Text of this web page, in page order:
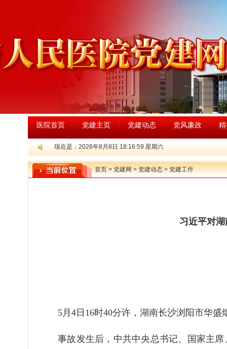
医院首页 党建主页 党建动态 党风廉政
现在是：2026年8月8日 18:17:00 星期六
首页>党建网>党建动态>党建工作
习近平对
5月4日16时40分许，湖南长沙浏阳市华盛
事故发生后，中共中央总书记、国家主席